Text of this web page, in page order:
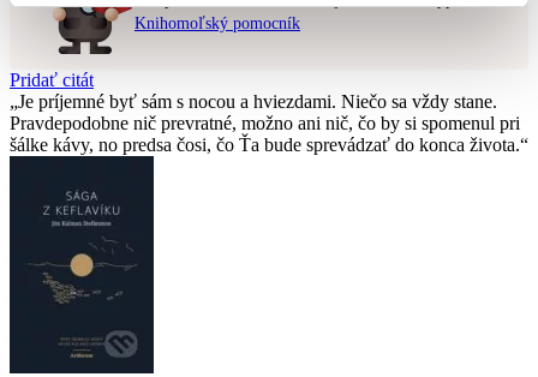
Knihomoľský pomocník
Pridať citát
Je príjemné byť sám s nocou a hviezdami. Niečo sa vždy stane.
Pravdepodobne nič prevratné, možno ani nič, čo by si spomenul pri
šálke kávy, no predsa čosi, čo Ťa bude sprevádzať do konca života.